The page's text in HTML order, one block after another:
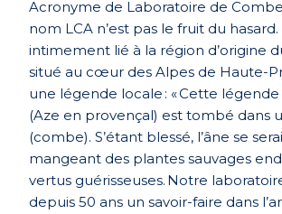
Acronyme de Laboratoire de Combe
nom LCA n’est pas le fruit du
intimement lié à la région d’origine
situé au cœur des Alpes de Haute-
une légende locale : « Cette légende
(Aze en provençal) est tombé dans
(combe). S’étant blessé, l’âne se
mangeant des plantes sauvages
vertus guérisseuses. Notre
depuis 50 ans un savoir-faire dans